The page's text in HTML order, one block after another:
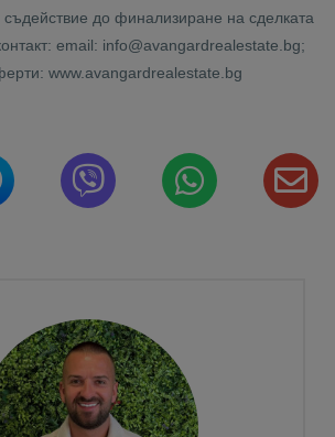
до финализиране на сделката
email: info@avangardrealestate.bg;
www.avangardrealestate.bg